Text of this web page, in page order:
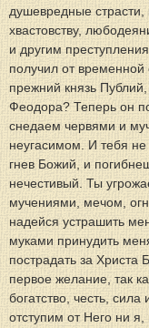
душевредные страсти,
хвастовству,
и другим
получил от временной
прежний князь
Феодора? Теперь он
снедаем червями и
неугасимом. И тебя не
гнев Божий, и
нечестивый. Ты
мучениями, мечом,
надейся устрашить
муками принудить
пострадать за Христа
первое желание, так
богатство, честь, сила
отступим от Него ни